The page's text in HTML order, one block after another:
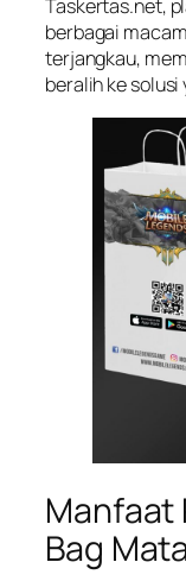
Taskertas.net,
berbagai
terjangkau,
beralih ke
Manfaat
Bag